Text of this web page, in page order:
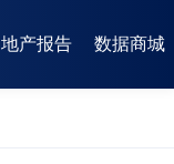
地产报告 数据商城